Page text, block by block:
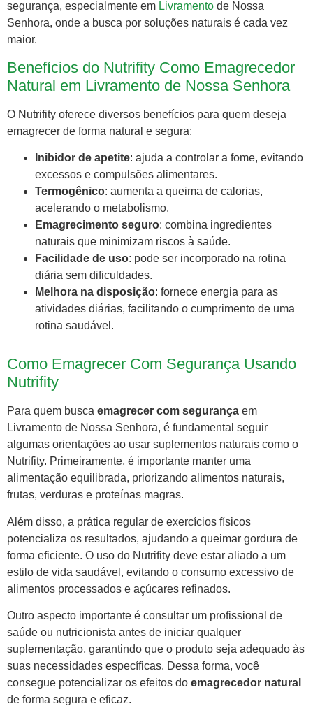
segurança, especialmente em Livramento de Nossa
Senhora, onde a busca por soluções naturais é cada vez
maior.
Benefícios do Nutrifity Como Emagrecedor
Natural em Livramento de Nossa Senhora
O Nutrifity oferece diversos benefícios para quem deseja
emagrecer de forma natural e segura:
Inibidor de apetite: ajuda a controlar a fome, evitando
excessos e compulsões alimentares.
Termogênico: aumenta a queima de calorias,
acelerando o metabolismo.
Emagrecimento seguro: combina ingredientes
naturais que minimizam riscos à saúde.
Facilidade de uso: pode ser incorporado na rotina
diária sem dificuldades.
Melhora na disposição: fornece energia para as
atividades diárias, facilitando o cumprimento de uma
rotina saudável.
Como Emagrecer Com Segurança Usando
Nutrifity
Para quem busca emagrecer com segurança em
Livramento de Nossa Senhora, é fundamental seguir
algumas orientações ao usar suplementos naturais como o
Nutrifity. Primeiramente, é importante manter uma
alimentação equilibrada, priorizando alimentos naturais,
frutas, verduras e proteínas magras.
Além disso, a prática regular de exercícios físicos
potencializa os resultados, ajudando a queimar gordura de
forma eficiente. O uso do Nutrifity deve estar aliado a um
estilo de vida saudável, evitando o consumo excessivo de
alimentos processados e açúcares refinados.
Outro aspecto importante é consultar um profissional de
saúde ou nutricionista antes de iniciar qualquer
suplementação, garantindo que o produto seja adequado às
suas necessidades específicas. Dessa forma, você
consegue potencializar os efeitos do emagrecedor natural
de forma segura e eficaz.